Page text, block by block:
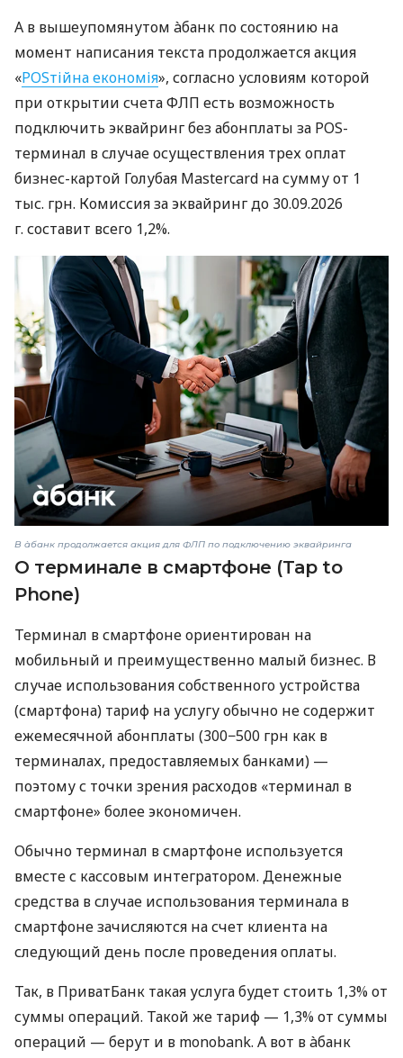
А в вышеупомянутом àбанк по состоянию на
момент написания текста продолжается акция
«POSтійна економія», согласно условиям которой
при открытии счета ФЛП есть возможность
подключить эквайринг без абонплаты за POS-
терминал в случае осуществления трех оплат
бизнес-картой Голубая Mastercard на сумму от 1
тыс. грн. Комиссия за эквайринг до 30.09.2026
г. составит всего 1,2%.
В àбанк продолжается акция для ФЛП по подключению эквайринга
О терминале в смартфоне (Tap to
Phone)
Терминал в смартфоне ориентирован на
мобильный и преимущественно малый бизнес. В
случае использования собственного устройства
(смартфона) тариф на услугу обычно не содержит
ежемесячной абонплаты (300−500 грн как в
терминалах, предоставляемых банками) —
поэтому с точки зрения расходов «терминал в
смартфоне» более экономичен.
Обычно терминал в смартфоне используется
вместе с кассовым интегратором. Денежные
средства в случае использования терминала в
смартфоне зачисляются на счет клиента на
следующий день после проведения оплаты.
Так, в ПриватБанк такая услуга будет стоить 1,3% от
суммы операций. Такой же тариф — 1,3% от суммы
операций — берут и в monobank. А вот в àбанк